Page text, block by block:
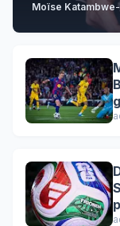
Moïse Katambwe-